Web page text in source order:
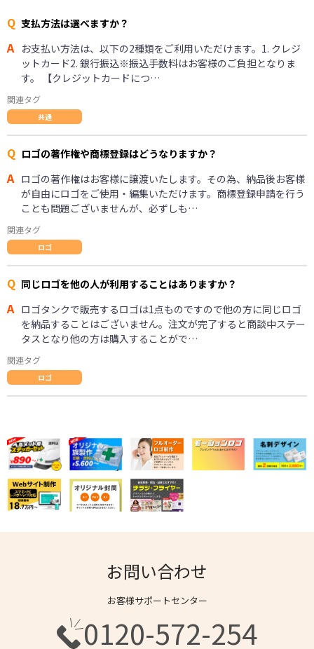
Q 支払方法は選べますか？
A お支払い方法は、以下の2種類をご利用いただけます。1. クレジ
ットカード2. 銀行振込※振込手数料はお客様のご負担となりま
す。 【クレジットカードにつ…
関連タグ
共通
Q ロゴの著作権や商標登録はどうなりますか？
A ロゴの著作権はお客様に譲渡いたします。その為、納品後お客様
が自由にロゴをご使用・編集いただけます。商標登録申請を行う
ことも問題ございませんが、必ずしも…
関連タグ
ロゴ
Q 同じロゴを他の人が利用することはありますか？
A ロゴタンクで販売するロゴは1点ものですので他の方に同じロゴ
を納品することはございません。注文が完了すると商談中ステー
タスとなり他の方は購入することがで…
関連タグ
ロゴ
お問い合わせ
お客様サポートセンター
0120-572-254